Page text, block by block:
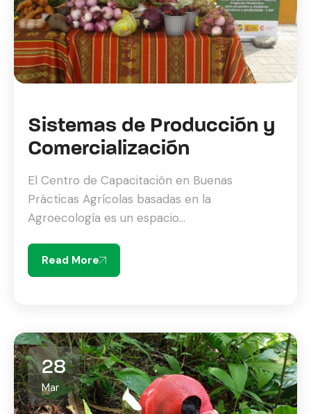
Sistemas de Producción y
Comercialización
El Centro de Capacitación en Buenas
Prácticas Agrícolas basadas en la
Agroecología es un espacio...
Read More
28
Mar